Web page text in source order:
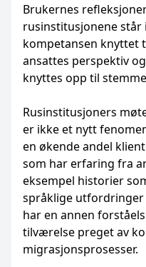
Brukernes
rusinstitusjonene står
kompetansen knyttet
ansattes perspektiv
knyttes opp til
Rusinstitusjoners
er ikke et nytt
en økende andel
som har erfaring fra
eksempel historier
språklige utfordringer
har en annen
tilværelse preget av
migrasjonsprosesser.